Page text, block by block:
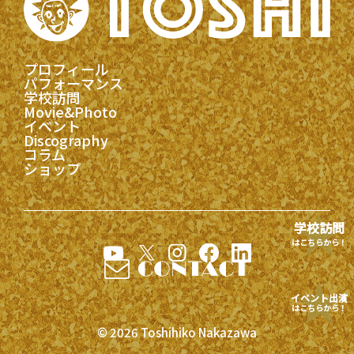
学校訪問
はこちらから！
イベント出演
はこちらから！
プロフィール
パフォーマンス
学校訪問
Movie&Photo
イベント
Discography
コラム
ショップ
© 2026 Toshihiko Nakazawa